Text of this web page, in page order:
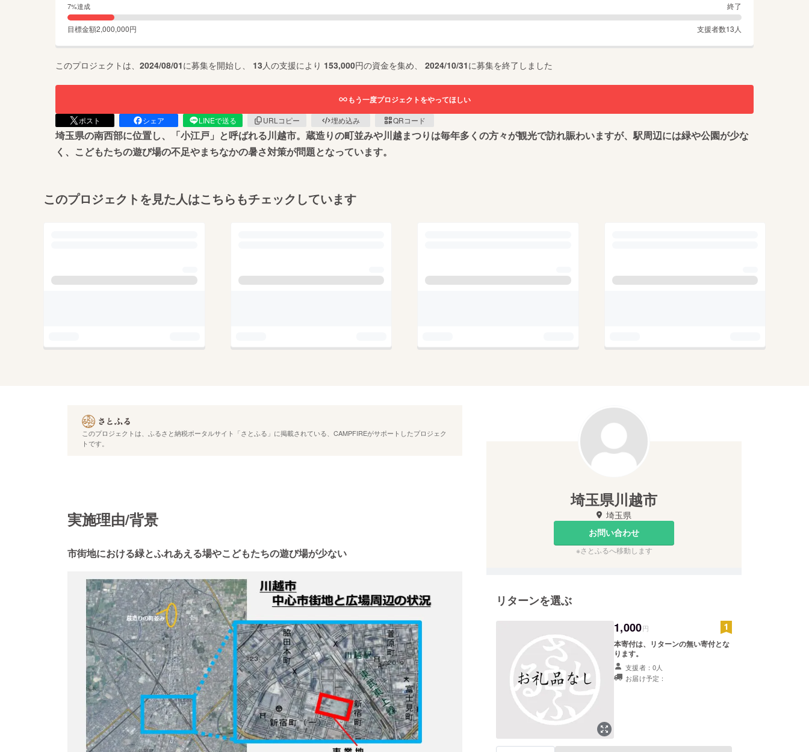
7%達成 終了
目標金額2,000,000円 支援者数13 人
このプロジェクトは、 2024/08/01に募集を開始し、 13人の支援により 153,000円の資金を集め、 2024/10/31に募集を終了しました
もう一度プロジェクトをやってほしい
ポスト シェア LINEで送る URLコピー 埋め込み QRコード
埼玉県の南西部に位置し、「小江戸」と呼ばれる川越市。蔵造りの町並みや川越まつりは毎年多くの方々が観光で訪れ賑わいますが、駅周辺には緑や公園が少な
く、こどもたちの遊び場の不足やまちなかの暑さ対策が問題となっています。
このプロジェクトを見た人はこちらもチェックしています
このプロジェクトは、ふるさと納税ポータルサイト「さとふる」に掲載されている、CAMPFIREがサポートしたプロジェク
トです。
実施理由/背景
市街地における緑とふれあえる場やこどもたちの遊び場が少ない
埼玉県川越市
埼玉県
お問い合わせ
※さとふるへ移動します
リターンを選ぶ
1,000円
本寄付は、リターンの無い寄付とな
ります。
支援者：0人
お届け予定：